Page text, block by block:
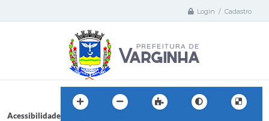
Login / Cadastro
Acessibilidade